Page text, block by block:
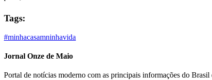
Tags:
#minhacasamninhavida
Jornal Onze de Maio
Portal de notícias moderno com as principais informações do Brasil